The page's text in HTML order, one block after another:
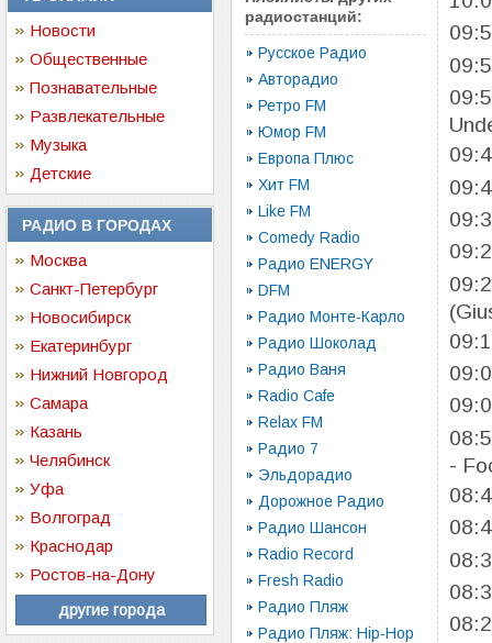
Новости
Общественные
Познавательные
Развлекательные
Музыка
Детские
РАДИО В ГОРОДАХ
Москва
Санкт-Петербург
Новосибирск
Екатеринбург
Нижний Новгород
Самара
Казань
Челябинск
Уфа
Волгоград
Краснодар
Ростов-на-Дону
другие города
радиостанций:
Русское Радио
Авторадио
Ретро FM
Юмор FM
Европа Плюс
Хит FM
Like FM
Comedy Radio
Радио ENERGY
DFM
Радио Монте-Карло
Радио Шоколад
Радио Ваня
Radio Cafe
Relax FM
Радио 7
Эльдорадио
Дорожное Радио
Радио Шансон
Radio Record
Fresh Radio
Радио Пляж
Радио Пляж: Hip-Hop
-